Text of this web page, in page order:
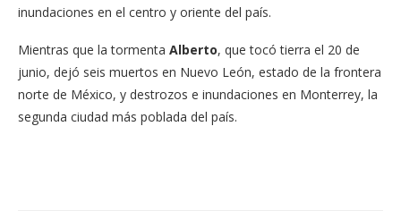
inundaciones en el centro y oriente del país.
Mientras que la tormenta Alberto, que tocó tierra el 20 de
junio, dejó seis muertos en Nuevo León, estado de la frontera
norte de México, y destrozos e inundaciones en Monterrey, la
segunda ciudad más poblada del país.